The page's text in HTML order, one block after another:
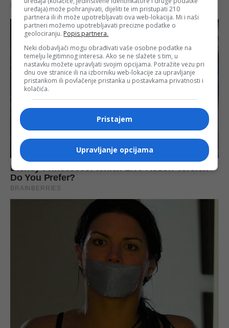
uređaja) može pohranjivati, dijeliti te im pristupati 210
partnera ili ih može upotrebljavati ova web-lokacija. Mi i naši
partneri možemo upotrebljavati precizne podatke o
geolociranju. Popis partnera.
Neki dobavljači mogu obrađivati vaše osobne podatke na
temelju legitimnog interesa. Ako se ne slažete s tim, u
nastavku možete upravljati svojim opcijama. Potražite vezu pri
dnu ove stranice ili na izborniku web-lokacije za upravljanje
pristankom ili povlačenje pristanka u postavkama privatnosti i
kolačića.
Pristajem
Upravljanje opcijama